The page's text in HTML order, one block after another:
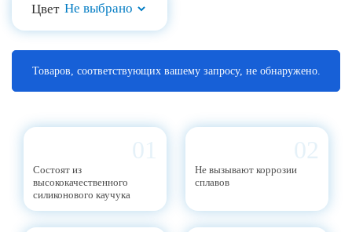
Цвет
Товаров, соответствующих вашему запросу, не обнаружено.
01
Cостоят из
высококачественного
силиконового каучука
02
Не вызывают коррозии
сплавов